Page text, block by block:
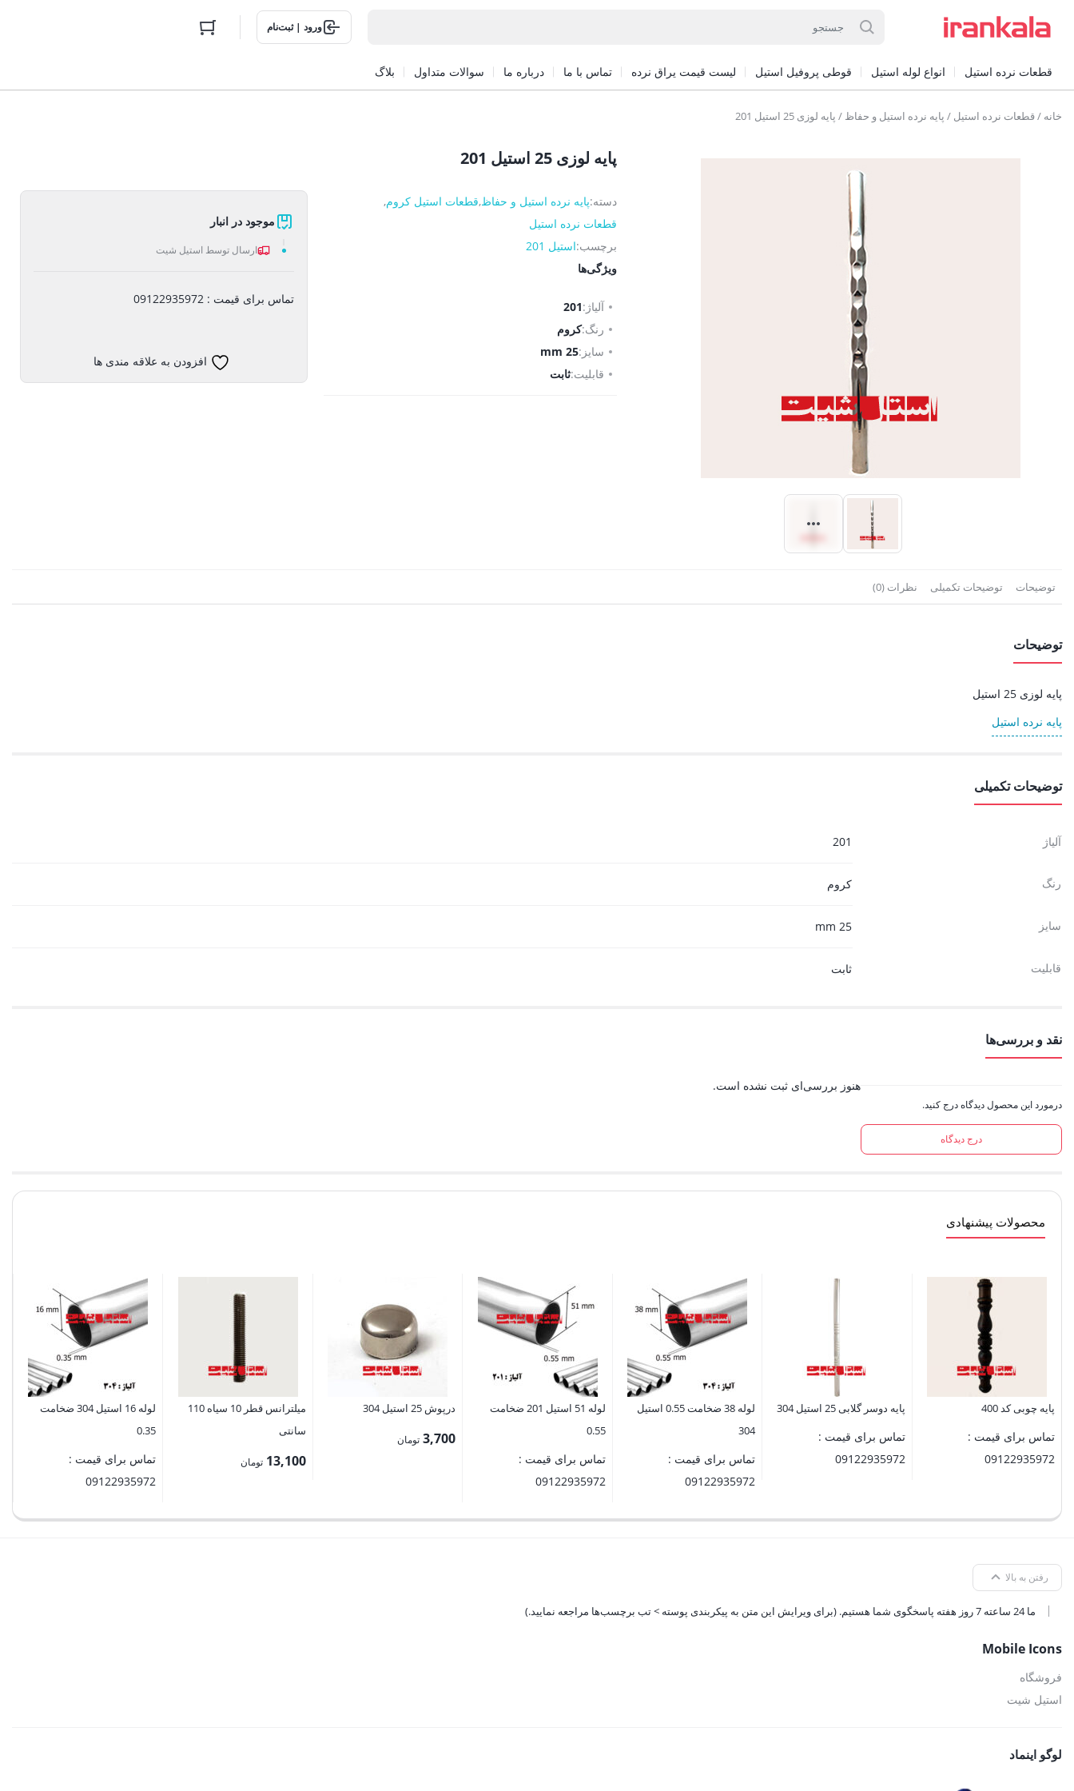
ورود | ثبت‌نام
قطعات نرده استیل انواع لوله استیل قوطی پروفیل استیل لیست قیمت یراق نرده تماس با ما درباره ما سوالات متداول بلاگ
خانه /قطعات نرده استیل / پایه نرده استیل و حفاظ / پایه لوزی 25 استیل 201
پایه لوزی 25 استیل 201
دسته:پایه نرده استیل و حفاظ,قطعات استیل کروم,
قطعات نرده استیل
برچسب:استیل 201
ویژگی‌ها
آلیاژ:201
رنگ:کروم
سایز:25 mm
قابلیت:ثابت
موجود در انبار
ارسال توسط استیل شیت
تماس برای قیمت : 09122935972
افزودن به علاقه مندی ها
توضیحات توضیحات تکمیلی نظرات (0)
توضیحات
پایه لوزی 25 استیل
پایه نرده استیل
توضیحات تکمیلی
آلیاژ 201
رنگ کروم
سایز 25 mm
قابلیت ثابت
نقد و بررسی‌ها
درمورد این محصول دیدگاه درج کنید.
درج دیدگاه
هنوز بررسی‌ای ثبت نشده است.
محصولات پیشنهادی
پایه چوبی کد 400
تماس برای قیمت :
09122935972
پایه دوسر گلابی 25 استیل 304
تماس برای قیمت :
09122935972
لوله 38 ضخامت 0.55 استیل
304
تماس برای قیمت :
09122935972
لوله 51 استیل 201 ضخامت
0.55
تماس برای قیمت :
09122935972
درپوش 25 استیل 304
3,700 تومان
میلترانس قطر 10 سیاه 110
سانتی
13,100 تومان
لوله 16 استیل 304 ضخامت
0.35
تماس برای قیمت :
09122935972
رفتن به بالا
ما 24 ساعته 7 روز هفته پاسخگوی شما هستیم. (برای ویرایش این متن به پیکربندی پوسته > تب برچسب‌ها مراجعه نمایید.)
Mobile Icons
فروشگاه
استیل شیت
لوگو اینماد